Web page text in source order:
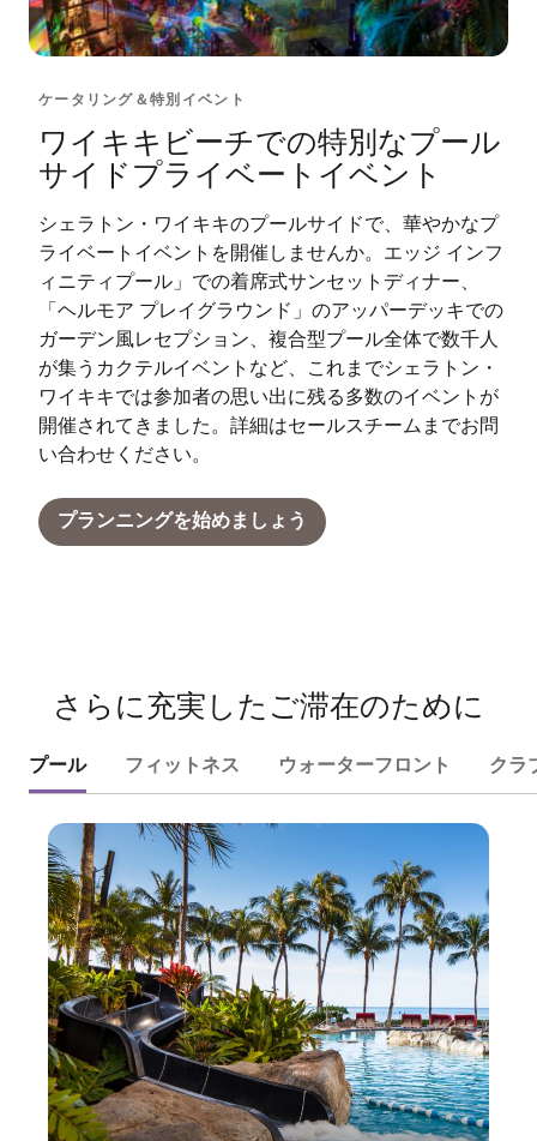
ケータリング＆特別イベント
ワイキキビーチでの特別なプール
サイドプライベートイベント
シェラトン・ワイキキのプールサイドで、華やかなプ
ライベートイベントを開催しませんか。エッジ インフ
ィニティプール」での着席式サンセットディナー、
「ヘルモア プレイグラウンド」のアッパーデッキでの
ガーデン風レセプション、複合型プール全体で数千人
が集うカクテルイベントなど、これまでシェラトン・
ワイキキでは参加者の思い出に残る多数のイベントが
開催されてきました。詳細はセールスチームまでお問
い合わせください。
プランニングを始めましょう
さらに充実したご滞在のために
プール フィットネス ウォーターフロント クラ